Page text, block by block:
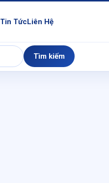
Tin TứcLiên Hệ
Tìm kiếm